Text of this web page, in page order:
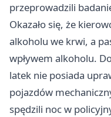
przeprowadzili
Okazało się, że
alkoholu we krwi, a
wpływem alkoholu.
latek nie posiada
pojazdów
spędzili noc w